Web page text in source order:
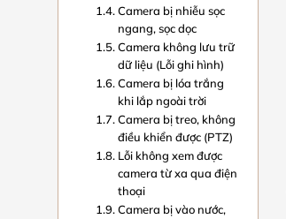
Camera bị nhiễu sọc
ngang, sọc dọc
Camera không lưu trữ
dữ liệu (Lỗi ghi hình)
Camera bị lóa trắng
khi lắp ngoài trời
Camera bị treo, không
điều khiển được (PTZ)
Lỗi không xem được
camera từ xa qua điện
thoại
Camera bị vào nước,